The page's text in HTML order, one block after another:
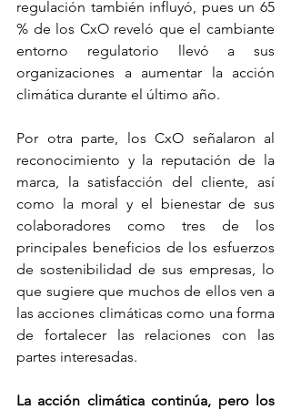
regulación también influyó, pues un 65
% de los CxO reveló que el cambiante
entorno regulatorio llevó a sus
organizaciones a aumentar la acción
climática durante el último año.
Por otra parte, los CxO señalaron al
reconocimiento y la reputación de la
marca, la satisfacción del cliente, así
como la moral y el bienestar de sus
colaboradores como tres de los
principales beneficios de los esfuerzos
de sostenibilidad de sus empresas, lo
que sugiere que muchos de ellos ven a
las acciones climáticas como una forma
de fortalecer las relaciones con las
partes interesadas.
La acción climática continúa, pero los